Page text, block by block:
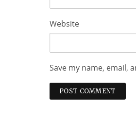
Website
Save my name, email,